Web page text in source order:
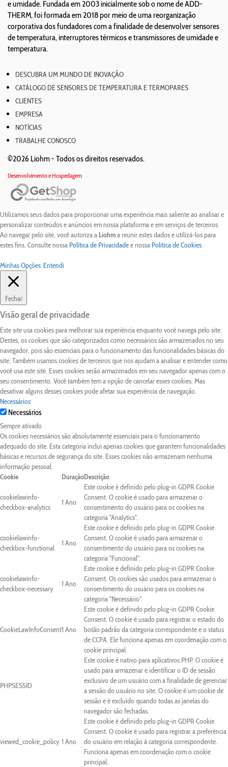
e umidade. Fundada em 2003 inicialmente sob o nome de ADD-
THERM, foi formada em 2018 por meio de uma reorganização
corporativa dos fundadores com a finalidade de desenvolver sensores
de temperatura, interruptores térmicos e transmissores de umidade e
temperatura.
DESCUBRA UM MUNDO DE INOVAÇÃO
CATÁLOGO DE SENSORES DE TEMPERATURA E TERMOPARES
CLIENTES
EMPRESA
NOTÍCIAS
TRABALHE CONOSCO
©2026 Liohm - Todos os direitos reservados.
Desenvolvimento e Hospedagem
Utilizamos seus dados para proporcionar uma experiência mais saliente ao analisar e
personalizar conteúdos e anúncios em nossa plataforma e em serviços de terceiros.
Ao navegar pelo site, você autoriza a Liohma reunir estes dados e utilizá-los para
estes fins. Consulte nossa Política de Privacidadee nossa Política de Cookies.
Minhas Opções Entendi
Fechar
Visão geral de privacidade
Este site usa cookies para melhorar sua experiência enquanto você navega pelo site.
Destes, os cookies que são categorizados como necessários são armazenados no seu
navegador, pois são essenciais para o funcionamento das funcionalidades básicas do
site. Também usamos cookies de terceiros que nos ajudam a analisar e entender como
você usa este site. Esses cookies serão armazenados em seu navegador apenas com o
seu consentimento. Você também tem a opção de cancelar esses cookies. Mas
desativar alguns desses cookies pode afetar sua experiência de navegação.
Necessários
Necessários
Sempre ativado
Os cookies necessários são absolutamente essenciais para o funcionamento
adequado do site. Esta categoria inclui apenas cookies que garantem funcionalidades
básicas e recursos de segurança do site. Esses cookies não armazenam nenhuma
informação pessoal.
Cookie
DuraçãoDescrição
cookielawinfo-
checkbox-analytics
1 Ano
Este cookie é definido pelo plug-in GDPR Cookie
Consent. O cookie é usado para armazenar o
consentimento do usuário para os cookies na
categoria "Analytics".
cookielawinfo-
checkbox-functional
1 Ano
Este cookie é definido pelo plug-in GDPR Cookie
Consent. O cookie é usado para armazenar o
consentimento do usuário para os cookies na
categoria "Funcional".
cookielawinfo-
checkbox-necessary
1 Ano
Este cookie é definido pelo plug-in GDPR Cookie
Consent. Os cookies são usados para armazenar o
consentimento do usuário para os cookies na
categoria "Necessário".
CookieLawInfoConsent1 Ano
Este cookie é definido pelo plug-in GDPR Cookie
Consent. O cookie é usado para registrar o estado do
botão padrão da categoria correspondente e o status
de CCPA. Ele funciona apenas em coordenação com o
cookie principal.
PHPSESSID
Este cookie é nativo para aplicativos PHP. O cookie é
usado para armazenar e identificar o ID de sessão
exclusivo de um usuário com a finalidade de gerenciar
a sessão do usuário no site. O cookie é um cookie de
sessão e é excluído quando todas as janelas do
navegador são fechadas.
viewed_cookie_policy 1 Ano
Este cookie é definido pelo plug-in GDPR Cookie
Consent. O cookie é usado para registrar a preferência
do usuário em relação à categoria correspondente.
Funciona apenas em coordenação com o cookie
principal.